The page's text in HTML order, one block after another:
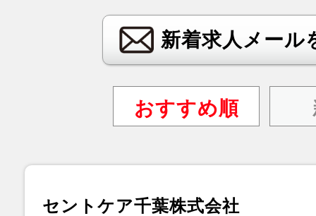
新着求人メール
おすすめ順
セントケア千葉株式会社